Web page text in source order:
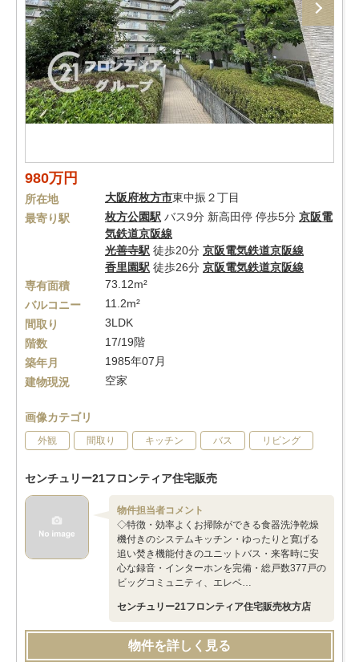
980万円
所在地 大阪府枚方市東中振２丁目
最寄り駅
枚方公園駅 バス9分 新高田停 停歩5分 京阪電
気鉄道京阪線
光善寺駅 徒歩20分 京阪電気鉄道京阪線
香里園駅 徒歩26分 京阪電気鉄道京阪線
専有面積
73.12m²
バルコニー
11.2m²
間取り
3LDK
階数
17/19階
築年月
1985年07月
建物現況
空家
画像カテゴリ
外観 間取り キッチン バス リビング
センチュリー21フロンティア住宅販売
物件担当者コメント
◇特徴・効率よくお掃除ができる食器洗浄乾燥
機付きのシステムキッチン・ゆったりと寛げる
追い焚き機能付きのユニットバス・来客時に安
心な録音・インターホンを完備・総戸数377戸の
ビッグコミュニティ、エレベ…
センチュリー21フロンティア住宅販売枚方店
物件を詳しく見る